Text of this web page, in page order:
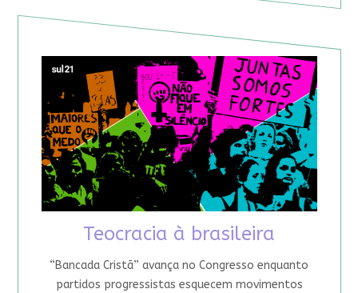
Teocracia à brasileira
“Bancada Cristã” avança no Congresso enquanto
partidos progressistas esquecem movimentos